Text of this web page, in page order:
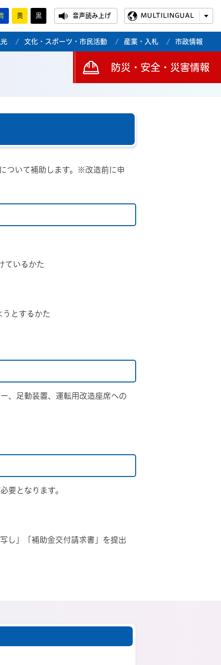
黄 黒 音声読み上げ MULTILINGUAL
文化・スポーツ・市民活動 産業・入札 市政情報
防災・安全・災害情報
ついて補助します。※改造前に申
ているかた
とするかた
、足動装置、運転用改造座席への
要となります。
し」「補助金交付請求書」を提出